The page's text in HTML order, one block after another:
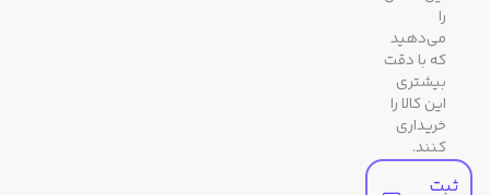
رنگ
قهوه ای / مسی
را
می‌دهید
که با دقت
بیشتری
این کالا را
خریداری
کنند.
ثبت